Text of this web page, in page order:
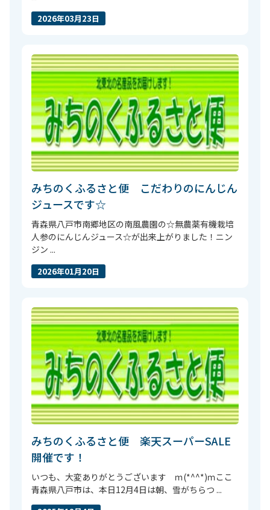
2026年03月23日
みちのくふるさと便 こだわりのにんじん
ジュースです☆
青森県八戸市南郷地区の南風農園の☆無農薬有機栽培
人参のにんじんジュース☆が出来上がりました！ニン
ジン ...
2026年01月20日
みちのくふるさと便 楽天スーパーSALE
開催です！
いつも、大変ありがとうございます ｍ(*^^*)ｍここ
青森県八戸市は、本日12月4日は朝、雪がちらつ ...